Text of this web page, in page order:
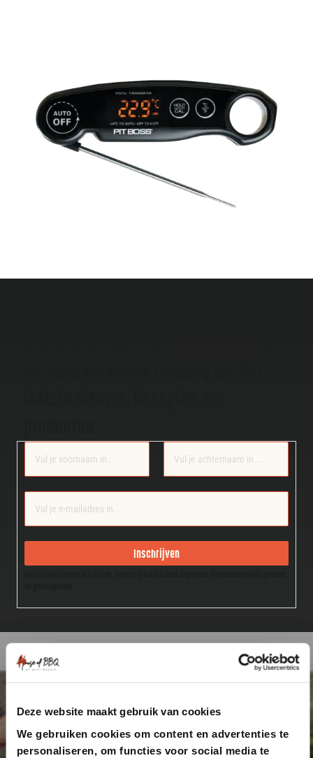
Deze website maakt gebruik van cookies
We gebruiken cookies om content en advertenties te
personaliseren, om functies voor social media te
Section
Inschrijven